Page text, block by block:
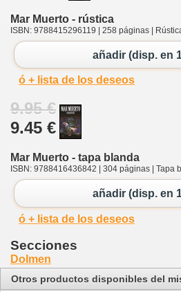
Mar Muerto - rústica
ISBN: 9788415296119 | 258 páginas |
añadir (disp. en
ó + lista de los deseos
9.95 €
9.45 €
Mar Muerto - tapa blanda
ISBN: 9788416436842 | 304 páginas | Tapa
añadir (disp. en
ó + lista de los deseos
Secciones
Dolmen
Otros productos disponibles del